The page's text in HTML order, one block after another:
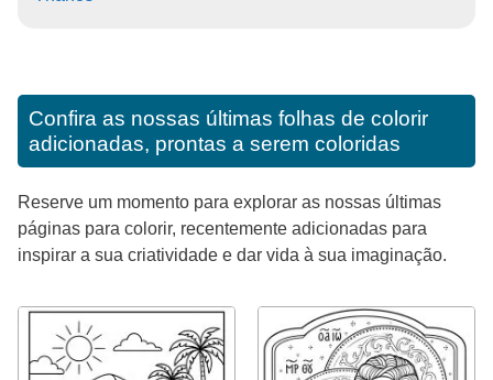
Confira as nossas últimas folhas de colorir
adicionadas, prontas a serem coloridas
Reserve um momento para explorar as nossas últimas
páginas para colorir, recentemente adicionadas para
inspirar a sua criatividade e dar vida à sua imaginação.